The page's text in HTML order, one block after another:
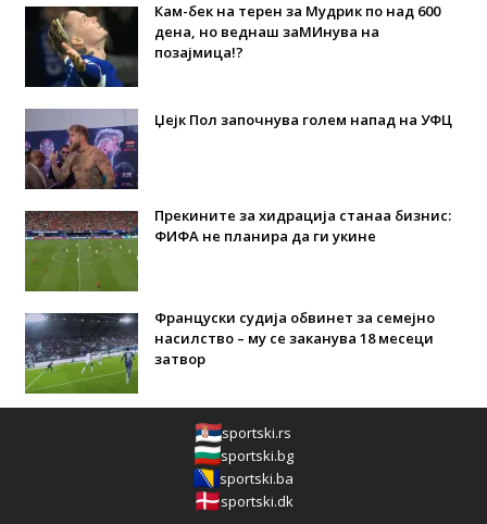
Кам-бек на терен за Мудрик по над 600
дена, но веднаш заМИнува на
позајмица!?
Џејк Пол започнува голем напад на УФЦ
Прекините за хидрација станаа бизнис:
ФИФА не планира да ги укине
Француски судија обвинет за семејно
насилство – му се заканува 18 месеци
затвор
sportski.rs
sportski.bg
sportski.ba
sportski.dk